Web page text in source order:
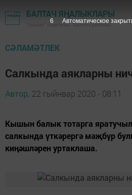
БАЛТАЧ ЯҢАЛЫКЛАРЫ
"Хезмәт" газетасы - Балтач районы
СӘЛАМӘТЛЕК
Салкында аякларны
Автор, 22 гыйнвар 2020 - 08:11
Кышын балык тотарга
салкында үткәрергә мәҗбүр
киңәшләрен уртаклаша.
5 Автоматическое